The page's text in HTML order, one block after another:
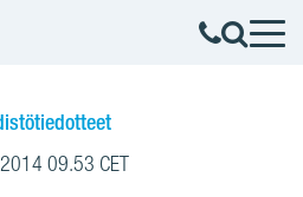
09.53 CET